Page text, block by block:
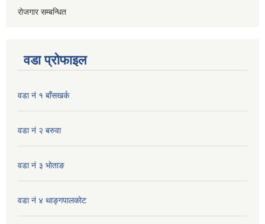
रोजगार सम्बन्धित
वडा प्रोफाइल
वडा नं १ बाँसखर्क
वडा नं २ बरुवा
वडा नं ३ भाेताङ
वडा नं ४ थाङ्गपालकाेट